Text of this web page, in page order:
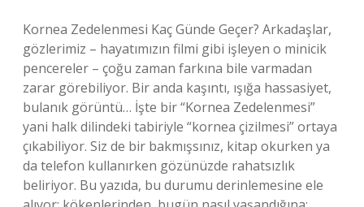
Kornea Zedelenmesi Kaç Günde Geçer? Arkadaşlar,
gözlerimiz – hayatımızın filmi gibi işleyen o minicik
pencereler – çoğu zaman farkına bile varmadan
zarar görebiliyor. Bir anda kaşıntı, ışığa hassasiyet,
bulanık görüntü… İşte bir “Kornea Zedelenmesi”
yani halk dilindeki tabiriyle “kornea çizilmesi” ortaya
çıkabiliyor. Siz de bir bakmışsınız, kitap okurken ya
da telefon kullanırken gözünüzde rahatsızlık
beliriyor. Bu yazıda, bu durumu derinlemesine ele